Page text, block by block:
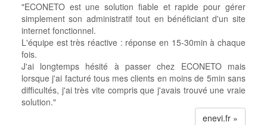
"ECONETO est une solution fiable et rapide pour gérer
simplement son administratif tout en bénéficiant d'un site
internet fonctionnel.
L'équipe est très réactive : réponse en 15-30min à chaque
fois.
J'ai longtemps hésité à passer chez ECONETO mais
lorsque j'ai facturé tous mes clients en moins de 5min sans
difficultés, j'ai très vite compris que j'avais trouvé une vraie
solution."
enevi.fr »